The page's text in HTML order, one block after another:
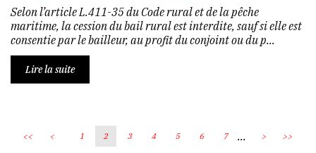
Selon l’article L.411-35 du Code rural et de la pêche
maritime, la cession du bail rural est interdite, sauf si elle est
consentie par le bailleur, au profit du conjoint ou du p...
Lire la suite
<< < 1 2 3 4 5 6 7 ... > >>